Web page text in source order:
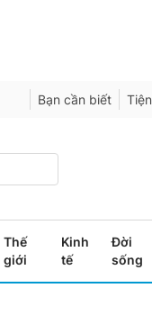
Bạn cần biết
Thế
giới
Kinh
tế
Đời
sống